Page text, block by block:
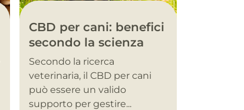
CBD per cani: benefici
secondo la scienza
Secondo la ricerca
veterinaria, il CBD per cani
può essere un valido
supporto per gestire...